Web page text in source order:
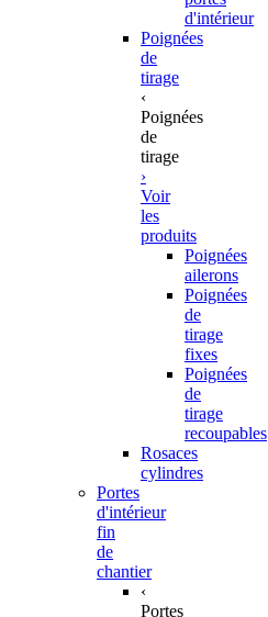
d'intérieur
Poignées
de
tirage
‹
Poignées
de
tirage
›
Voir
les
produits
Poignées
ailerons
Poignées
de
tirage
fixes
Poignées
de
tirage
recoupables
Rosaces
cylindres
Portes
d'intérieur
fin
de
chantier
‹
Portes